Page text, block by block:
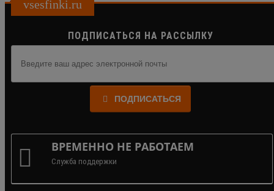
vsesfinki.ru
ПОДПИСАТЬСЯ НА РАССЫЛКУ
ПОДПИСАТЬСЯ
ВРЕМЕННО НЕ РАБОТАЕМ
Служба поддержки